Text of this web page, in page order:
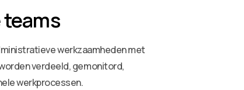
werkzaamheden met
verdeeld, gemonitord,
werkprocessen.